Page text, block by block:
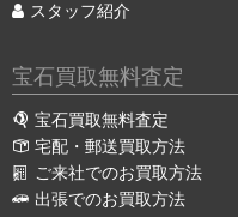
スタッフ紹介
宝石買取無料査定
宝石買取無料査定
宅配・郵送買取方法
ご来社でのお買取方法
出張でのお買取方法